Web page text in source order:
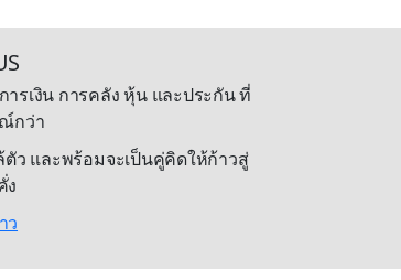
รเงิน การคลัง หุ้น และประกัน ที่
กว่า
ตัว และพร้อมจะเป็นคู่คิดให้ก้าวสู่
ง
ว